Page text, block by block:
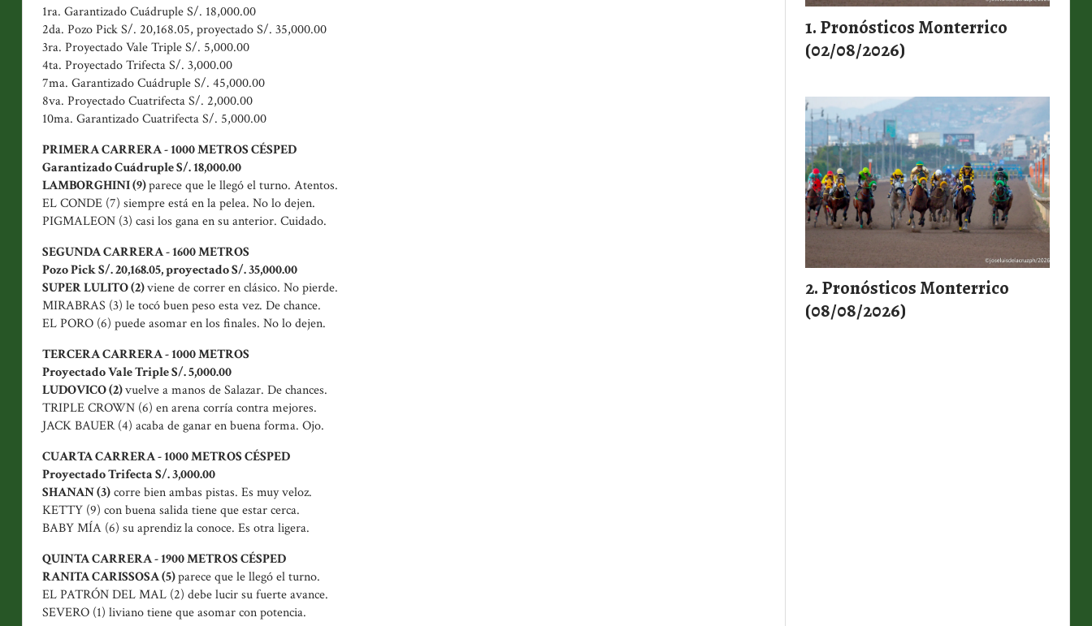
1ra. Garantizado Cuádruple S/. 18,000.00
2da. Pozo Pick S/. 20,168.05, proyectado S/. 35,000.00
3ra. Proyectado Vale Triple S/. 5,000.00
4ta. Proyectado Trifecta S/. 3,000.00
7ma. Garantizado Cuádruple S/. 45,000.00
8va. Proyectado Cuatrifecta S/. 2,000.00
10ma. Garantizado Cuatrifecta S/. 5,000.00
PRIMERA CARRERA - 1000 METROS CÉSPED
Garantizado Cuádruple S/. 18,000.00
LAMBORGHINI (9)parece que le llegó el turno. Atentos.
EL CONDE (7) siempre está en la pelea. No lo dejen.
PIGMALEON (3) casi los gana en su anterior. Cuidado.
SEGUNDA CARRERA - 1600 METROS
Pozo Pick S/. 20,168.05, proyectado S/. 35,000.00
SUPER LULITO (2)viene de correr en clásico. No pierde.
MIRABRAS (3) le tocó buen peso esta vez. De chance.
EL PORO (6) puede asomar en los finales. No lo dejen.
TERCERA CARRERA - 1000 METROS
Proyectado Vale Triple S/. 5,000.00
LUDOVICO (2)vuelve a manos de Salazar. De chances.
TRIPLE CROWN (6) en arena corría contra mejores.
JACK BAUER (4) acaba de ganar en buena forma. Ojo.
CUARTA CARRERA - 1000 METROS CÉSPED
Proyectado Trifecta S/. 3,000.00
SHANAN (3)corre bien ambas pistas. Es muy veloz.
KETTY (9) con buena salida tiene que estar cerca.
BABY MÍA (6) su aprendiz la conoce. Es otra ligera.
QUINTA CARRERA - 1900 METROS CÉSPED
RANITA CARISSOSA (5)parece que le llegó el turno.
EL PATRÓN DEL MAL (2) debe lucir su fuerte avance.
SEVERO (1) liviano tiene que asomar con potencia.
Pronósticos Monterrico
(02/08/2026)
Pronósticos Monterrico
(08/08/2026)